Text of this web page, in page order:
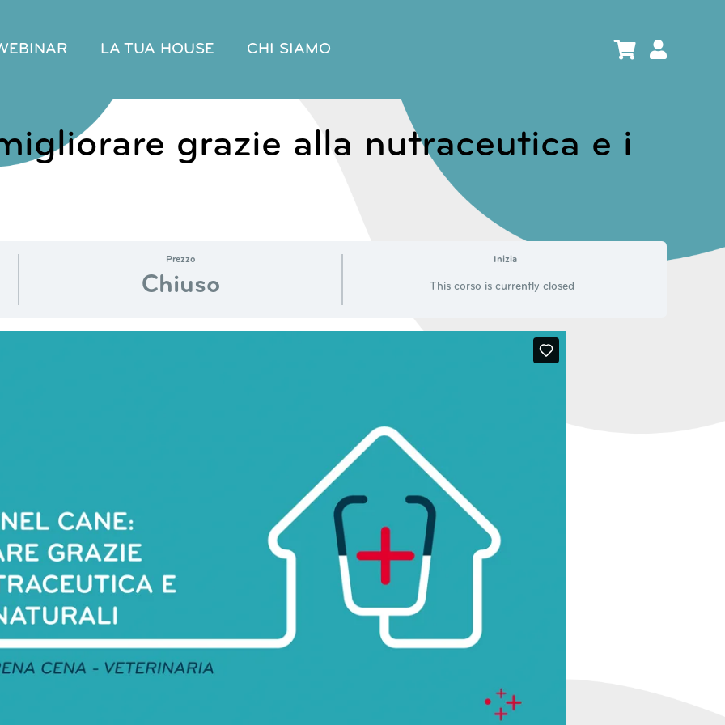
LA TUA HOUSE CHI SIAMO
grazie alla nutraceutica e i
Prezzo
Chiuso
Inizia
This corso is currently closed